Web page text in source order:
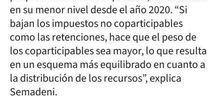
en su menor nivel desde el año 2020. “Si
bajan los impuestos no coparticipables
como las retenciones, hace que el peso de
los coparticipables sea mayor, lo que resulta
en un esquema más equilibrado en cuanto a
la distribución de los recursos”, explica
Semadeni.